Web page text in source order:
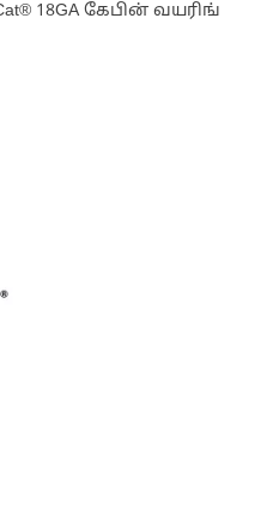
18GA கேபின் வயரிங்